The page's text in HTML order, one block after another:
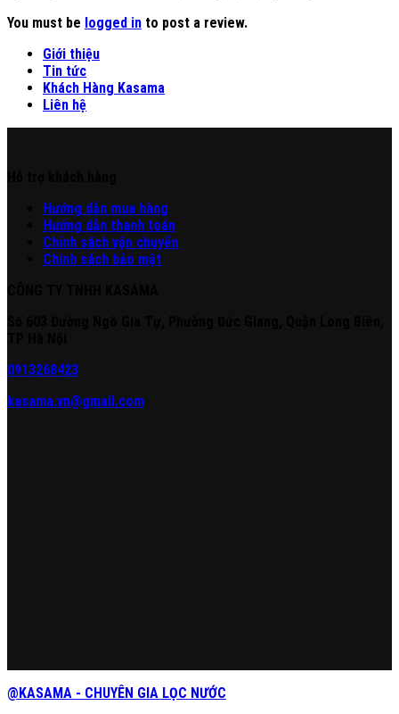
You must be logged in to post a review.
Giới thiệu
Tin tức
Khách Hàng Kasama
Liên hệ
Hướng dẫn mua hàng
Hướng dẫn thanh toán
Chính sách vận chuyển
Chính sách bảo mật
0913268423
kasama.vn@gmail.com
@KASAMA - CHUYÊN GIA LỌC NƯỚC